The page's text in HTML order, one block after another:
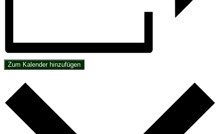
Zum Kalender hinzufügen